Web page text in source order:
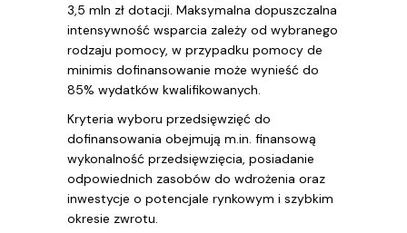
3,5 mln zł dotacji. Maksymalna dopuszczalna
intensywność wsparcia zależy od wybranego
rodzaju pomocy, w przypadku pomocy de
minimis dofinansowanie może wynieść do
85% wydatków kwalifikowanych.
Kryteria wyboru przedsięwzięć do
dofinansowania obejmują m.in. finansową
wykonalność przedsięwzięcia, posiadanie
odpowiednich zasobów do wdrożenia oraz
inwestycje o potencjale rynkowym i szybkim
okresie zwrotu.